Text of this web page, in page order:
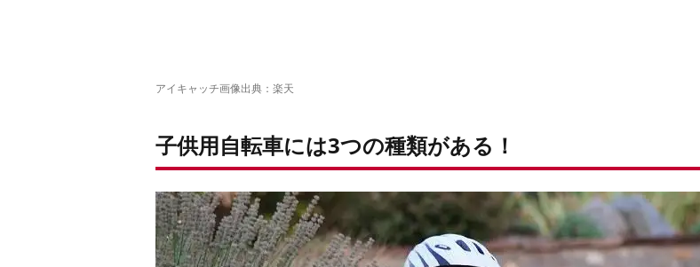
アイキャッチ画像出典： 楽天
子供用自転車には3つの種類がある！